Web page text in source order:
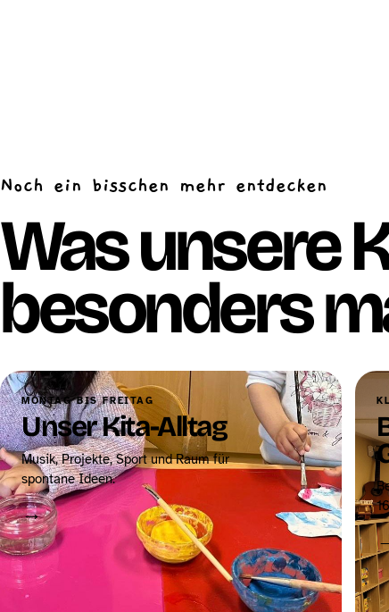
Noch ein bisschen mehr entdecken
Was unsere
besonders
MONTAG BIS FREITAG
Unser Kita-Alltag
Musik, Projekte, Sport und Raum für
spontane Ideen.
→